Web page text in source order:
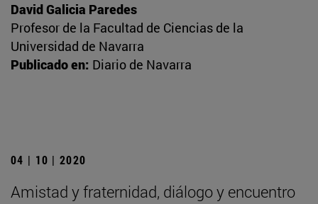
David Galicia Paredes
Profesor de la Facultad de Ciencias de la
Universidad de Navarra
Publicado en: Diario de Navarra
04 | 10 | 2020
Amistad y fraternidad, diálogo y encuentro